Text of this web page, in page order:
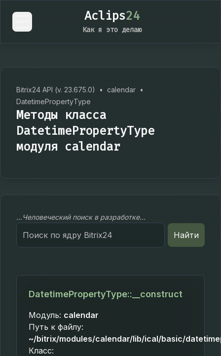
Aclips24
Как я это делаю
Bitrix24 API (v. 23.675.0) • calendar •
DatetimePropertyType
Методы класса
DatetimePropertyType
модуля calendar
...Человеческий поиск в разработке...
Search
for:
Найти
DatetimePropertyType::__construct
Модуль: calendar
Путь к файлу:
~/bitrix/modules/calendar/lib/ical/basic/
Класс: